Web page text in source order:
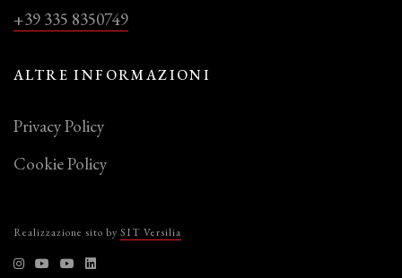
+39 335 8350749
ALTRE INFORMAZIONI
Privacy Policy
Cookie Policy
Realizzazione sito by SIT Versilia